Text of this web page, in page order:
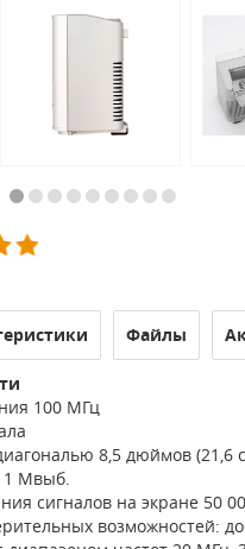
Файлы
100 МГц
8,5 дюймов (21,6
Мвыб.
сигналов на экране 50
возможностей: